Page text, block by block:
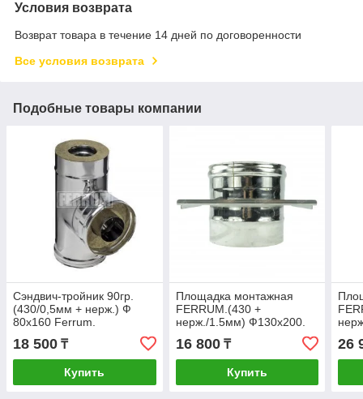
Условия возврата
Возврат товара в течение 14 дней по договоренности
Все условия возврата
Подобные товары компании
Сэндвич-тройник 90гр.
(430/0,5мм + нерж.) Ф
80х160 Ferrum.
18 500 ₸
Купить
Площадка монтажная
FERRUM.(430 +
нерж./1.5мм) Ф130х200.
16 800₸
Купить
26